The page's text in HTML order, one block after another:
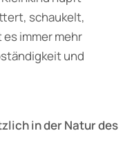
schaukelt,
immer mehr
und
in der Natur des